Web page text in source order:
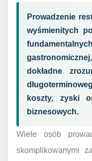
Prowadzenie
wyśmienitych
dokładne
koszty, zyski
biznesowych.
Wiele osób
skomplikowanymi